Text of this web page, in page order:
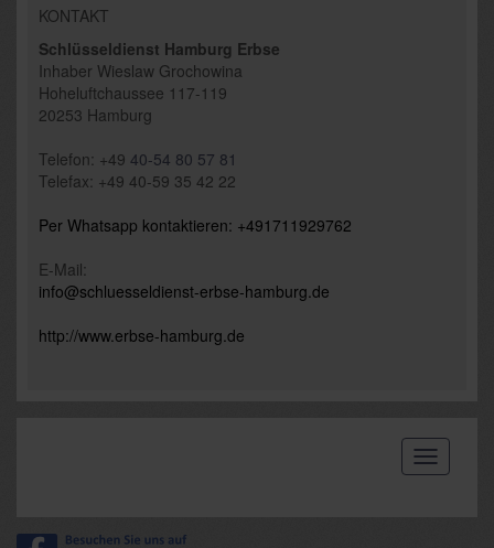
KONTAKT
Schlüsseldienst Hamburg Erbse
Inhaber Wieslaw Grochowina
Hoheluftchaussee 117-119
20253 Hamburg
Telefon: +49 40-54 80 57 81
Telefax: +49 40-59 35 42 22
Per Whatsapp kontaktieren: +491711929762
E-Mail:
info@schluesseldienst-erbse-hamburg.de
http://www.erbse-hamburg.de
Toggle